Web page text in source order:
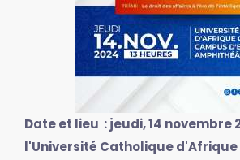
Date et lieu : jeudi, 14 novembre
l'Université Catholique